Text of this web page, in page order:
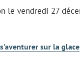
le vendredi 27
sur la glace